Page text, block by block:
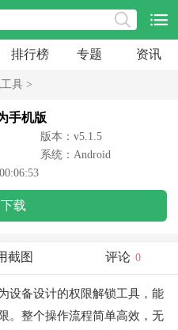
排行榜 专题 资讯
具 >
手机版
版本：v5.1.5
系统：Android
载
截图 评论 0
设备设计的权限解锁工具，能
。整个操作流程简单高效，无